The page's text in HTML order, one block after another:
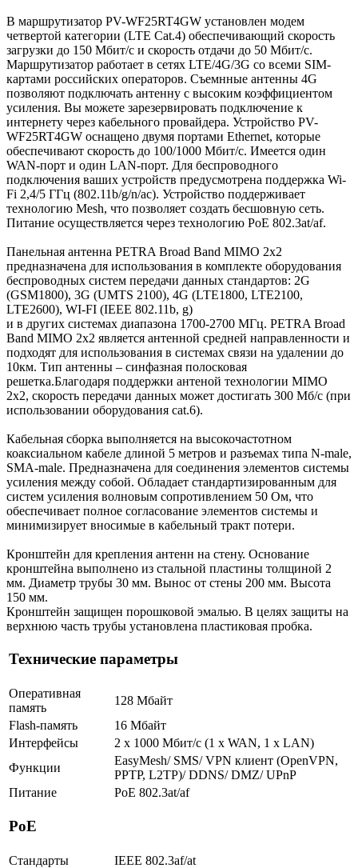
В маршрутизатор PV-WF25RT4GW установлен модем
четвертой категории (LTE Cat.4) обеспечивающий скорость
загрузки до 150 Мбит/с и скорость отдачи до 50 Мбит/с.
Маршрутизатор работает в сетях LTE/4G/3G со всеми SIM-
картами российских операторов. Съемнные антенны 4G
позволяют подключать антенну с высоким коэффициентом
усиления. Вы можете зарезервировать подключение к
интернету через кабельного провайдера. Устройство PV-
WF25RT4GW оснащено двумя портами Ethernet, которые
обеспечивают скорость до 100/1000 Мбит/с. Имеется один
WAN-порт и один LAN-порт. Для беспроводного
подключения ваших устройств предусмотрена поддержка Wi-
Fi 2,4/5 ГГц (802.11b/g/n/ac). Устройство поддерживает
технологию Mesh, что позволяет создать бесшовную сеть.
Питание осуществляется через технологию PoE 802.3at/af.
Панельная антенна PETRA Broad Band MIMO 2x2
предназначена для использования в комплекте оборудования
беспроводных систем передачи данных стандартов: 2G
(GSM1800), 3G (UMTS 2100), 4G (LTE1800, LTE2100,
LTE2600), WI-FI (IEEE 802.11b, g)
и в других системах диапазона 1700-2700 МГц. PETRA Broad
Band MIMO 2x2 является антенной средней направленности и
подходят для использования в системах связи на удалении до
10км. Тип антенны – синфазная полосковая
решетка.Благодаря поддержки антеной технологии MIMO
2x2, скорость передачи данных может достигать 300 Мб/с (при
использовании оборудования cat.6).
Кабельная сборка выполняется на высокочастотном
коаксиальном кабеле длиной 5 метров и разъемах типа N-male,
SMA-male. Предназначена для соединения элементов системы
усиления между собой. Обладает стандартизированным для
систем усиления волновым сопротивлением 50 Ом, что
обеспечивает полное согласование элементов системы и
минимизирует вносимые в кабельный тракт потери.
Кронштейн для крепления антенн на стену. Основание
кронштейна выполнено из стальной пластины толщиной 2
мм. Диаметр трубы 30 мм. Вынос от стены 200 мм. Высота
150 мм.
Кронштейн защищен порошковой эмалью. В целях защиты на
верхнюю часть трубы установлена пластиковая пробка.
Технические параметры
Оперативная
память
128 Мбайт
Flash-память
16 Мбайт
Интерфейсы
2 x 1000 Мбит/с (1 x WAN, 1 x LAN)
Функции
EasyMesh/ SMS/ VPN клиент (OpenVPN,
PPTP, L2TP)/ DDNS/ DMZ/ UPnP
Питание
PoE 802.3at/af
PoE
Стандарты IEEE 802.3af/at